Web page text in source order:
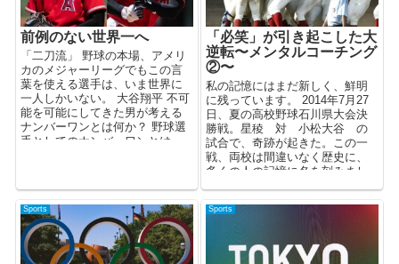
前例のない世界一へ
「二刀流」 野球の本場、アメリ
カのメジャーリーグでもこの言
葉を使える選手は、いま世界に
一人しかいない。 大谷翔平 不可
能を可能にしてきた男が考える
ナンバーワンとは何か？ 野球選
手としてのナンバーワンとは ...
「必笑」が引き起こした大
逆転〜メンタルコーチング
②〜
私の記憶にはまだ新しく、鮮明
に残っています。 2014年7月27
日、夏の高校野球石川県大会決
勝戦。星稜 対 小松大谷 の
試合で、奇跡が起きた。この一
戦、両校は間違いなく歴史に、
多くの人の記憶に名を刻みまし
Sports Sports